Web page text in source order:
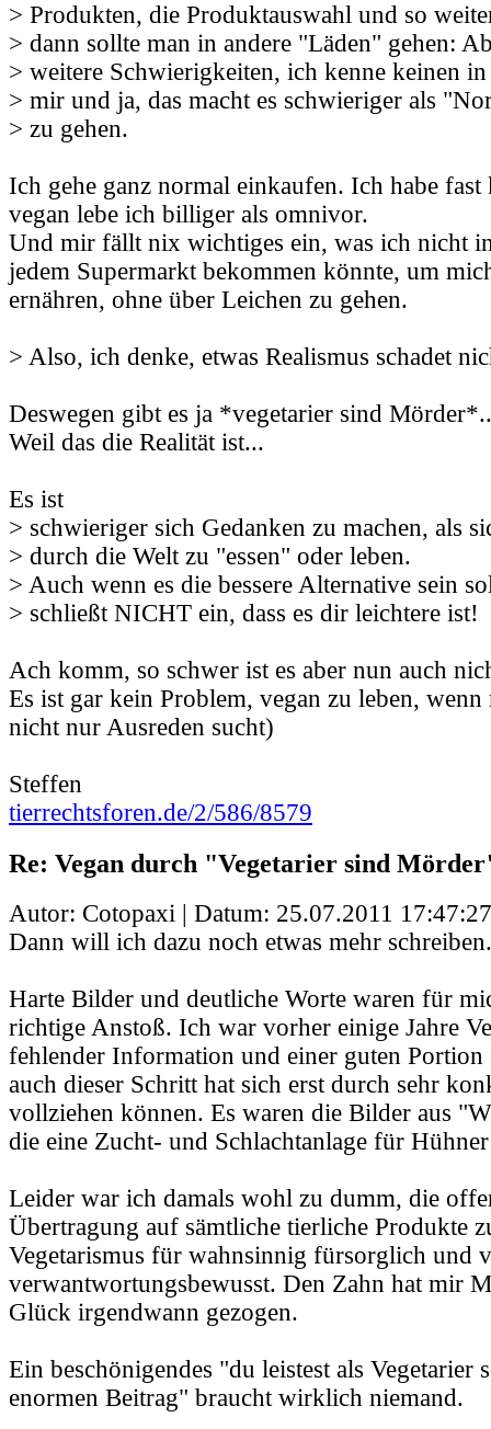
> Produkten, die Produktauswahl und so
> dann sollte man in andere "Läden" gehen:
> weitere Schwierigkeiten, ich kenne keinen
> mir und ja, das macht es schwieriger als
> zu gehen.
Ich gehe ganz normal einkaufen. Ich habe
vegan lebe ich billiger als omnivor.
Und mir fällt nix wichtiges ein, was ich nicht
jedem Supermarkt bekommen könnte, um
ernähren, ohne über Leichen zu gehen.
> Also, ich denke, etwas Realismus schadet
Deswegen gibt es ja *vegetarier sind
Weil das die Realität ist...
Es ist
> schwieriger sich Gedanken zu machen, als
> durch die Welt zu "essen" oder leben.
> Auch wenn es die bessere Alternative sein
> schließt NICHT ein, dass es dir leichtere ist!
Ach komm, so schwer ist es aber nun auch
Es ist gar kein Problem, vegan zu leben,
nicht nur Ausreden sucht)
Steffen
tierrechtsforen.de/2/586/8579
Re: Vegan durch "Vegetarier sind
Autor: Cotopaxi | Datum: 25.07.2011 17:47:27
Dann will ich dazu noch etwas mehr
Harte Bilder und deutliche Worte waren für
richtige Anstoß. Ich war vorher einige Jahre
fehlender Information und einer guten
auch dieser Schritt hat sich erst durch sehr
vollziehen können. Es waren die Bilder aus
die eine Zucht- und Schlachtanlage für
Leider war ich damals wohl zu dumm, die
Übertragung auf sämtliche tierliche Produkte
Vegetarismus für wahnsinnig fürsorglich und
verwantwortungsbewusst. Den Zahn hat mir
Glück irgendwann gezogen.
Ein beschönigendes "du leistest als Vegetarier
enormen Beitrag" braucht wirklich niemand.